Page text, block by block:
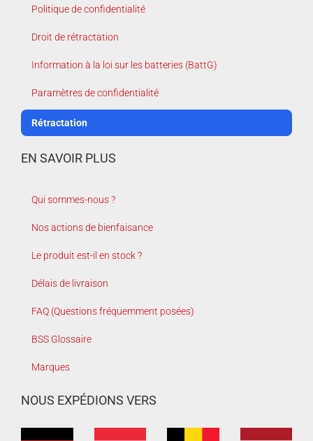
Politique de confidentialité
Droit de rétractation
Information à la loi sur les batteries (BattG)
Paramètres de confidentialité
Rétractation
EN SAVOIR PLUS
Qui sommes-nous ?
Nos actions de bienfaisance
Le produit est-il en stock ?
Délais de livraison
FAQ (Questions fréquemment posées)
BSS Glossaire
Marques
NOUS EXPÉDIONS VERS